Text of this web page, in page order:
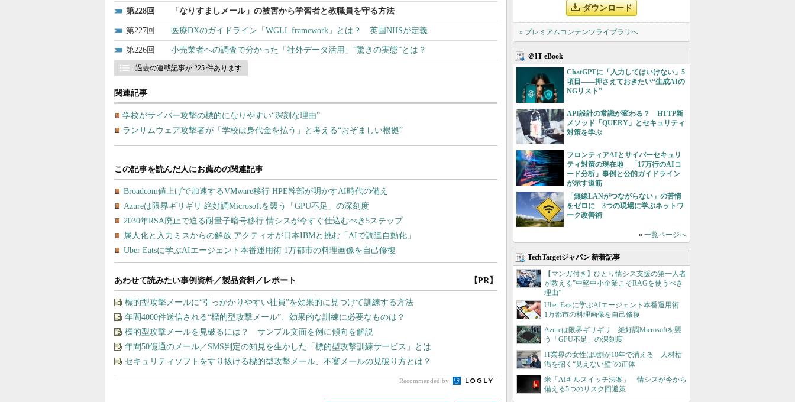
228 「なりすましメール」の被害から学習者と教職員を守る方法
227 医療DXのガイドライン「WGLL framework」とは？ 英国NHSが定義
226 小売業者への調査で分かった「社外データ活用」“驚きの実態”とは？
過去の連載記事が 225 件あります
関連記事
学校がサイバー攻撃の標的になりやすい“深刻な理由”
ランサムウェア攻撃者が「学校は身代金を払う」と考える“おぞましい根拠”
あわせて読みたい事例資料／製品資料／レポート 【PR】
標的型攻撃メールに“引っかかりやすい社員”を効果的に見つけて訓練する方法
年間4000件送信される“標的型攻撃メール”、効果的な訓練に必要なものは？
標的型攻撃メールを見破るには？ サンプル文面を例に傾向を解説
年間50億通のメール／SMS判定の知見を生かした「標的型攻撃訓練サービス」とは
セキュリティソフトをすり抜ける標的型攻撃メール、不審メールの見破り方とは？
Recommended by
ダウンロード
» プレミアムコンテンツライブラリへ
＠IT eBook
ChatGPTに「入力してはいけない」5
項目――押さえておきたい“生成AIの
NGリスト”
API設計の常識が変わる？ HTTP新
メソッド「QUERY」とセキュリティ
対策を学ぶ
フロンティアAIとサイバーセキュリ
ティ対策の現在地 「17万行のAIコ
ード分析」事例と公的ガイドライン
が示す道筋
「無線LANがつながらない」の苦情
をゼロに 3つの現場に学ぶネットワ
ーク改善術
» 一覧ページへ
TechTargetジャパン 新着記事
【マンガ付き】ひとり情シス支援の第一人者
が教える”中堅中小企業こそRAGを使うべき
理由”
Uber Eatsに学ぶAIエージェント本番運用術
1万都市の料理画像を自己修復
Azureは限界ギリギリ 絶好調Microsoftを襲
う「GPU不足」の深刻度
IT業界の女性は9割が10年で消える 人材枯
渇を招く“見えない壁”の正体
米「AIキルスイッチ法案」 情シスが今から
備える5つのリスク回避策